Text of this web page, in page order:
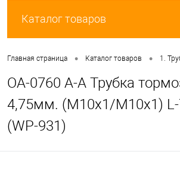
Каталог товаров
Главная страница • Каталог товаров • 1.
OA-0760 A-A Трубка
4,75мм. (М10х1/М10х1)
(WP-931)